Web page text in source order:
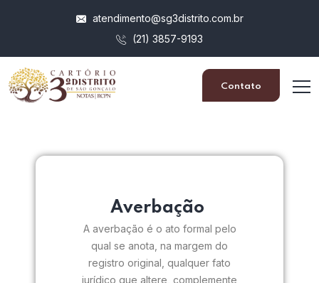
atendimento@sg3distrito.com.br
(21) 3857-9193
Contato
Averbação
A averbação é o ato formal pelo
qual se anota, na margem do
registro original, qualquer fato
jurídico que altere, complemente